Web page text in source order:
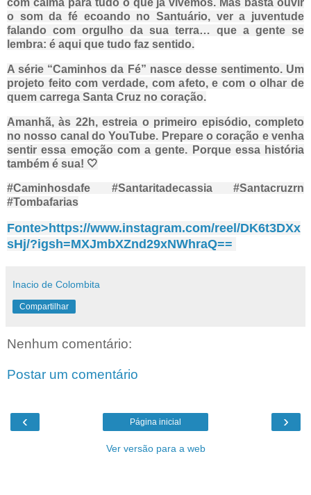
com calma para tudo o que já vivemos. Mas basta ouvir
o som da fé ecoando no Santuário, ver a juventude
falando com orgulho da sua terra… que a gente se
lembra: é aqui que tudo faz sentido.
A série “Caminhos da Fé” nasce desse sentimento. Um
projeto feito com verdade, com afeto, e com o olhar de
quem carrega Santa Cruz no coração.
Amanhã, às 22h, estreia o primeiro episódio, completo
no nosso canal do YouTube. Prepare o coração e venha
sentir essa emoção com a gente. Porque essa história
também é sua! 🤍
#Caminhosdafe #Santaritadecassia #Santacruzrn
#Tombafarias
Fonte>https://www.instagram.com/reel/DK6t3DXx
sHj/?igsh=MXJmbXZnd29xNWhraQ==
Inacio de Colombita
Compartilhar
Nenhum comentário:
Postar um comentário
‹ ›
Página inicial
Ver versão para a web